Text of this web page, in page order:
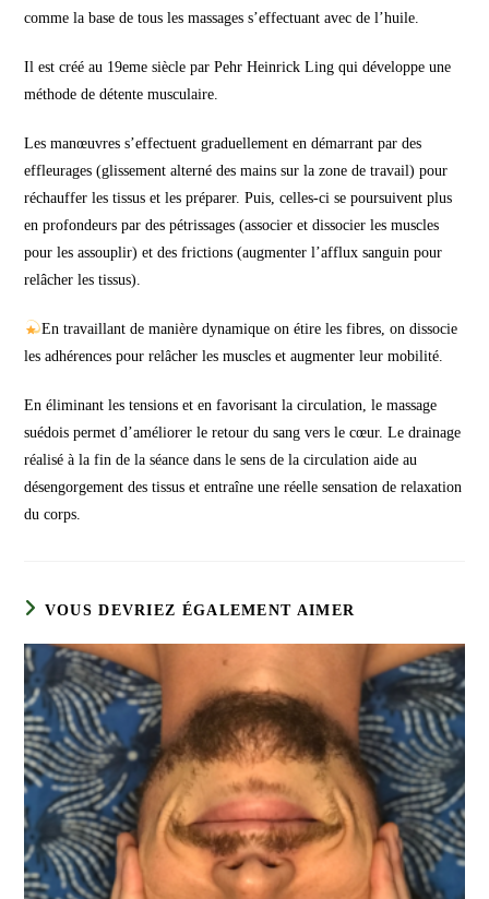
comme la base de tous les massages s’effectuant avec de l’huile.
Il est créé au 19eme siècle par Pehr Heinrick Ling qui développe une
méthode de détente musculaire.
Les manœuvres s’effectuent graduellement en démarrant par des
effleurages (glissement alterné des mains sur la zone de travail) pour
réchauffer les tissus et les préparer. Puis, celles-ci se poursuivent plus
en profondeurs par des pétrissages (associer et dissocier les muscles
pour les assouplir) et des frictions (augmenter l’afflux sanguin pour
relâcher les tissus).
En travaillant de manière dynamique on étire les fibres, on dissocie
les adhérences pour relâcher les muscles et augmenter leur mobilité.
En éliminant les tensions et en favorisant la circulation, le massage
suédois permet d’améliorer le retour du sang vers le cœur. Le drainage
réalisé à la fin de la séance dans le sens de la circulation aide au
désengorgement des tissus et entraîne une réelle sensation de relaxation
du corps.
VOUS DEVRIEZ ÉGALEMENT AIMER